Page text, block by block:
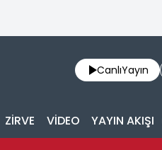
CanlıYayın
ZİRVE VİDEO YAYIN AKIŞI